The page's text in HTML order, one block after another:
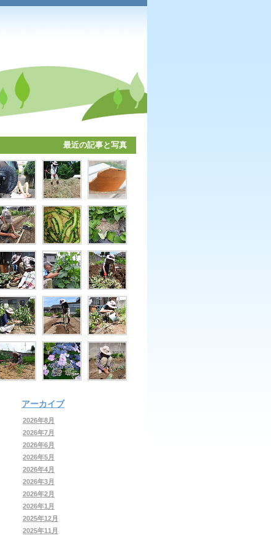
最近の記事と写真
アーカイブ
2026年8月
2026年7月
2026年6月
2026年5月
2026年4月
2026年3月
2026年2月
2026年1月
2025年12月
2025年11月